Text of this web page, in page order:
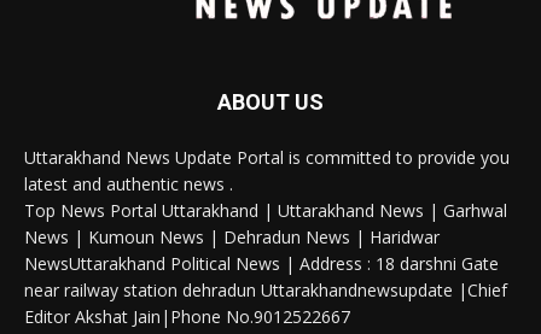
ABOUT US
Uttarakhand News Update Portal is committed to provide you
latest and authentic news .
Top News Portal Uttarakhand | Uttarakhand News | Garhwal
News | Kumoun News | Dehradun News | Haridwar
NewsUttarakhand Political News | Address : 18 darshni Gate
near railway station dehradun Uttarakhandnewsupdate |Chief
Editor Akshat Jain|Phone No.9012522667